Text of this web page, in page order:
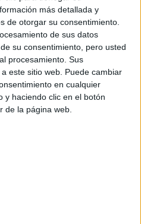
más detallada y
de otorgar su consentimiento.
de sus datos
su consentimiento, pero usted
procesamiento. Sus
este sitio web. Puede cambiar
en cualquier
y haciendo clic en el botón
de la página web.
de datos
SL (Editora de la